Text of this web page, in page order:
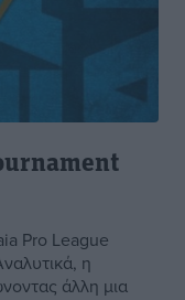
Pro League
η
άλλη μια